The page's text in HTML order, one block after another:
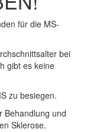
für die MS-
bei
gibt es keine
zu besiegen.
Behandlung und
Sklerose.